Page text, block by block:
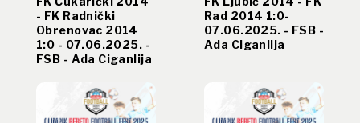
- FK Radnički
Obrenovac 2014
1:0 - 07.06.2025. -
FSB - Ada Ciganlija
Rad 2014 1:0-
07.06.2025. - FSB -
Ada Ciganlija